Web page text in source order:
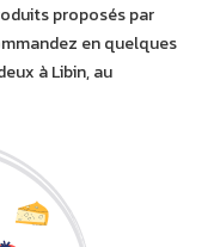
proposés par
en quelques
à Libin, au